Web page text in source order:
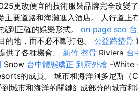
更改便宜的技術服裝品牌完全改變
要道路和海灘進入酒店。 人行道上
到正確的娛樂形式。 on page seo
的地，而不必不斷打包。 公益路整骨
供了各種機會。 新竹 整骨 Riviera 台
Snow 台中體態矯正 到府外燴 -White
的成員。 城市和海洋阿多尼斯（
城市和海洋的關鍵組成部分的城市和